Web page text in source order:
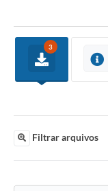
3
Filtrar arquivos